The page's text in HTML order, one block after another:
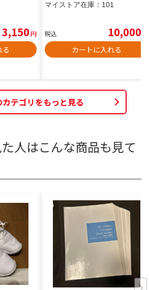
3,150円
る
マイストア在庫： 101
税込 10,000
カートに入れる
カテゴリをもっと見る
人はこんな商品も見て